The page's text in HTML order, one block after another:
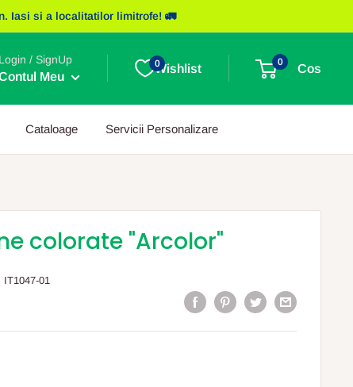
Iasi si a localitatilor limitrofe! 🚛
Login / SignUp
Meu
Wishlist
0 0
Cos
Cataloage Servicii Personalizare
colorate "Arcolor"
IT1047-01